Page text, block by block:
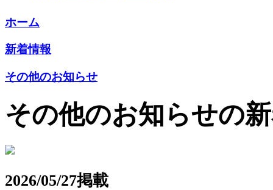
ホーム
新着情報
その他のお知らせ
その他のお知らせの
2026/05/27掲載